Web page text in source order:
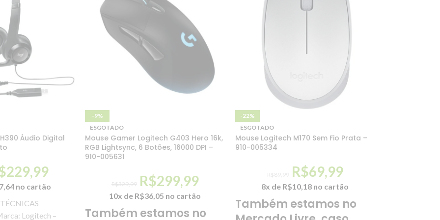
Áudio Digital
229,99
no cartão
Logitech –
-9%
ESGOTADO
Mouse Gamer Logitech G403 Hero 16k,
RGB Lightsync, 6 Botões, 16000 DPI –
910-005631
R$329,99 R$299,99
10x de R$36,05 no cartão
Também estamos no
-22%
ESGOTADO
Mouse Logitech M170 Sem Fio Prata –
910-005334
R$89,99 R$69,99
8x de R$10,18 no cartão
Também estamos no